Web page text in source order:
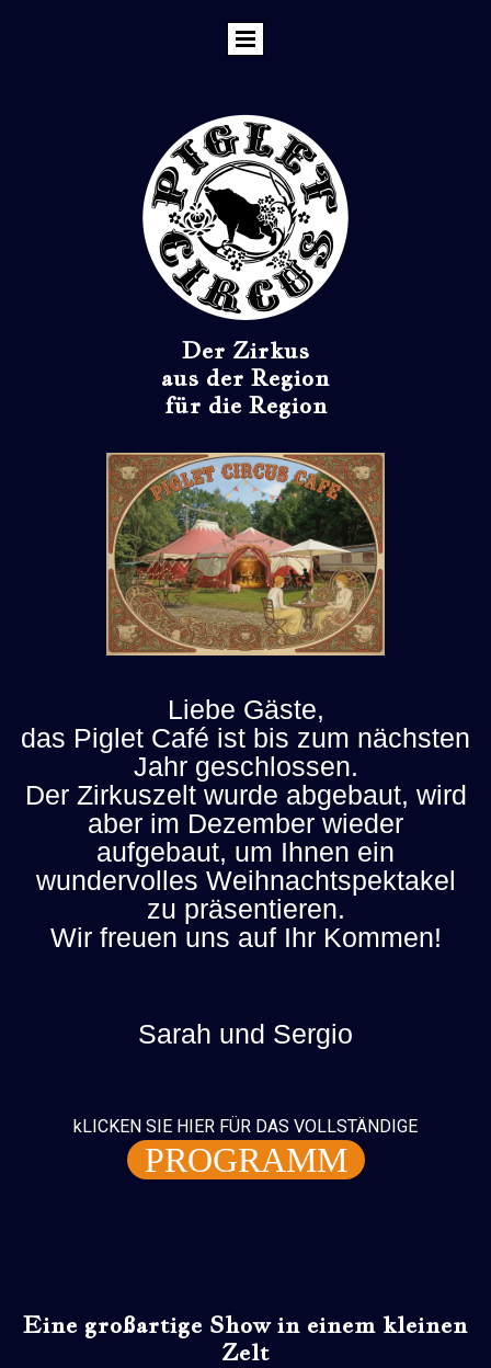
Der Zirkus
aus der Region
für die Region
Liebe Gäste,
das Piglet Café ist bis zum nächsten
Jahr geschlossen.
Der Zirkuszelt wurde abgebaut, wird
aber im Dezember wieder
aufgebaut, um Ihnen ein
wundervolles Weihnachtspektakel
zu präsentieren.
Wir freuen uns auf Ihr Kommen!
Sarah und Sergio
kLICKEN SIE HIER FÜR DAS VOLLSTÄNDIGE
PROGRAMM
Eine großartige Show in einem kleinen
Zelt